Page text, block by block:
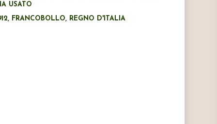
USATO
, FRANCOBOLLO, REGNO D'ITALIA